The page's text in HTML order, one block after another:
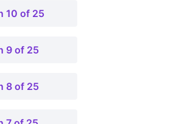
10 of 25
9 of 25
8 of 25